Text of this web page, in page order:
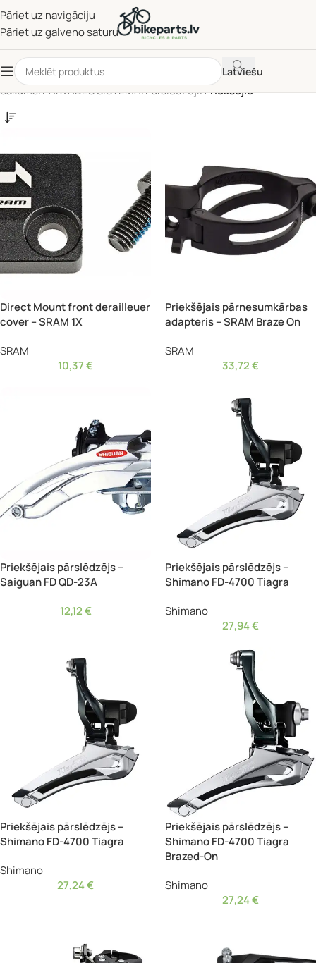
Pāriet uz navigāciju
Pāriet uz galveno saturu
Latviešu
Sākums/PĀRVADES SISTĒMA/Pārslēdzēji/Priekšējie
Direct Mount front derailleuer
cover – SRAM 1X
SRAM
10,37€
Priekšējais pārnesumkārbas
adapteris – SRAM Braze On
SRAM
33,72€
Priekšējais pārslēdzējs –
Saiguan FD QD-23A
12,12€
Priekšējais pārslēdzējs –
Shimano FD-4700 Tiagra
Shimano
27,94€
Priekšējais pārslēdzējs –
Shimano FD-4700 Tiagra
Shimano
27,24€
Priekšējais pārslēdzējs –
Shimano FD-4700 Tiagra
Brazed-On
Shimano
27,24€